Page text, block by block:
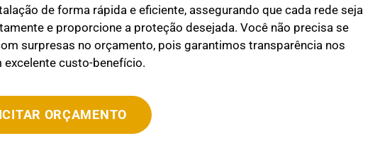
de forma rápida e eficiente, assegurando que cada rede seja
e proporcione a proteção desejada. Você não precisa se
surpresas no orçamento, pois garantimos transparência nos
excelente custo-benefício.
ORÇAMENTO